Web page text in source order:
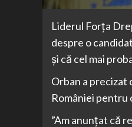
Liderul Forţa
despre o
şi că cel mai
Orban a precizat
României pentru
”Am anunţat că